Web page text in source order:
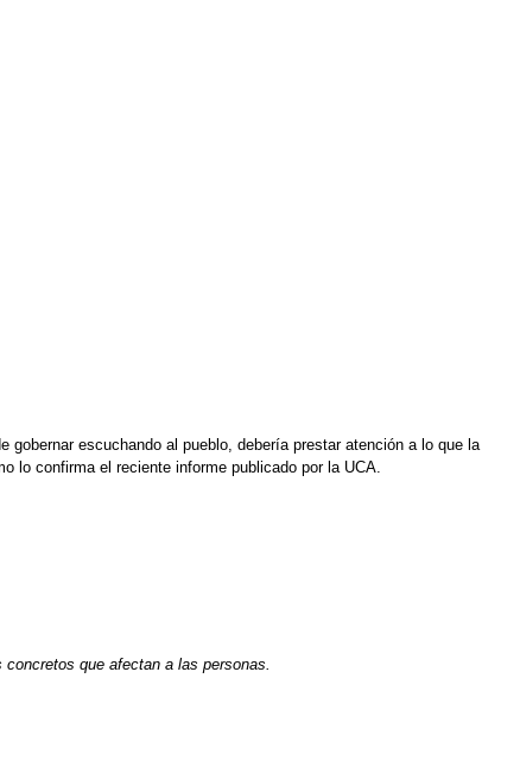
escuchando al pueblo, debería prestar atención a lo que la
lo confirma el reciente informe publicado por la UCA.
que afectan a las personas.